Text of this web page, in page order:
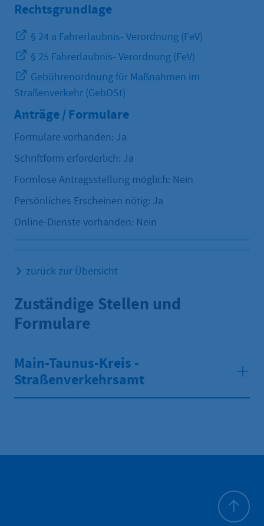
Rechtsgrundlage
§ 24 a Fahrerlaubnis- Verordnung (FeV)
§ 25 Fahrerlaubnis- Verordnung (FeV)
Gebührenordnung für Maßnahmen im
Straßenverkehr (GebOSt)
Anträge / Formulare
Formulare vorhanden: Ja
Schriftform erforderlich: Ja
Formlose Antragsstellung möglich: Nein
Persönliches Erscheinen nötig: Ja
Online-Dienste vorhanden: Nein
zurück zur Übersicht
Zuständige Stellen und
Formulare
Main-Taunus-Kreis -
Straßenverkehrsamt